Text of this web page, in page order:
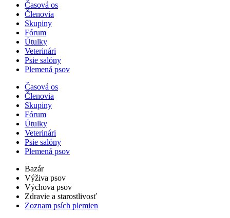
Časová os
Členovia
Skupiny
Fórum
Útulky
Veterinári
Psie salóny
Plemená psov
Časová os
Členovia
Skupiny
Fórum
Útulky
Veterinári
Psie salóny
Plemená psov
Bazár
Výživa psov
Výchova psov
Zdravie a starostlivosť
Zoznam psích plemien